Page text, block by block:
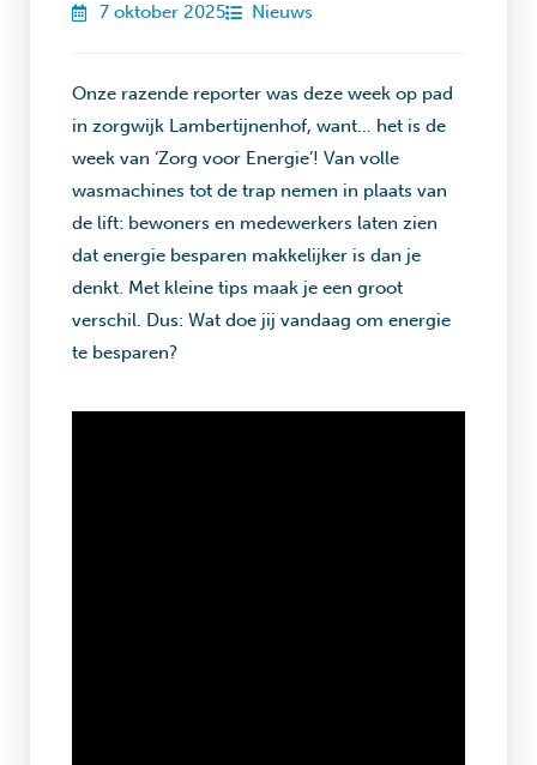
7 oktober 2025 Nieuws
Onze razende reporter was deze week op pad
in zorgwijk Lambertijnenhof, want… het is de
week van ‘Zorg voor Energie’! Van volle
wasmachines tot de trap nemen in plaats van
de lift: bewoners en medewerkers laten zien
dat energie besparen makkelijker is dan je
denkt. Met kleine tips maak je een groot
verschil. Dus: Wat doe jij vandaag om energie
te besparen?